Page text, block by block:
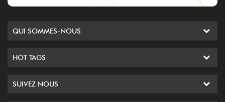
QUI SOMMES-NOUS
HOT TAGS
SUIVEZ NOUS